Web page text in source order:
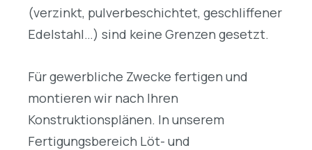
(verzinkt, pulverbeschichtet, geschliffener
Edelstahl…) sind keine Grenzen gesetzt.
Für gewerbliche Zwecke fertigen und
montieren wir nach Ihren
Konstruktionsplänen. In unserem
Fertigungsbereich Löt- und